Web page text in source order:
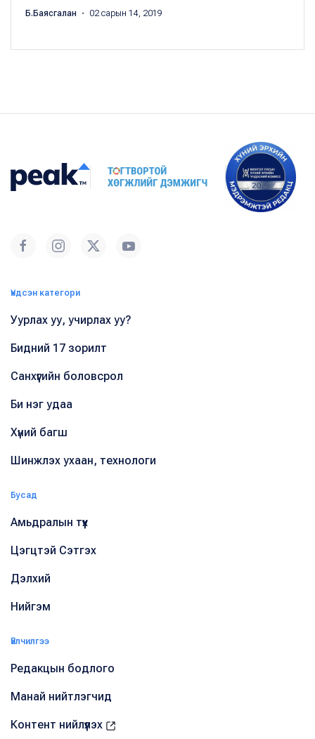
Б.Баясгалан ・ 02 сарын 14, 2019
Үндсэн категори
Уурлах уу, учирлах уу?
Бидний 17 зорилт
Санхүүгийн боловсрол
Би нэг удаа
Хүний багш
Шинжлэх ухаан, технологи
Бусад
Амьдралын түүх
Цэгцтэй Сэтгэх
Дэлхий
Нийгэм
Үйлчилгээ
Редакцын бодлого
Манай нийтлэгчид
Контент нийлүүлэх